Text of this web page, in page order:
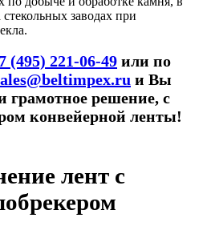
заводах при
(495) 221-06-49 или по
и Вы
грамотное решение, с
конвейерной ленты!
лент с